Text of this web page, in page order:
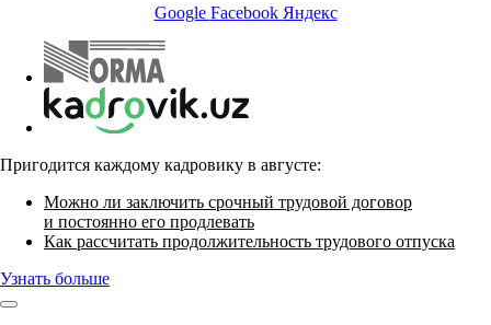
Google Facebook Яндекс
Пригодится каждому кадровику в августе:
Можно ли заключить срочный трудовой договор
и постоянно его продлевать
Как рассчитать продолжительность трудового отпуска
Узнать больше